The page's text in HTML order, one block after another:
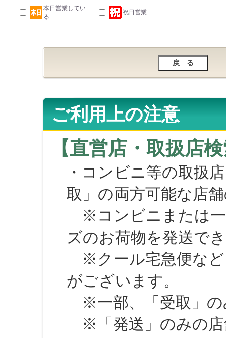
本日営業してい
る
祝日営業
ご利用上の注意
【直営店・取扱店
・コンビニ等の取扱
取」の両方可能な店
※コンビニまたは一
ズのお荷物を発送で
※クール宅急便など
がございます。
※一部、「受取」の
※「発送」のみの店